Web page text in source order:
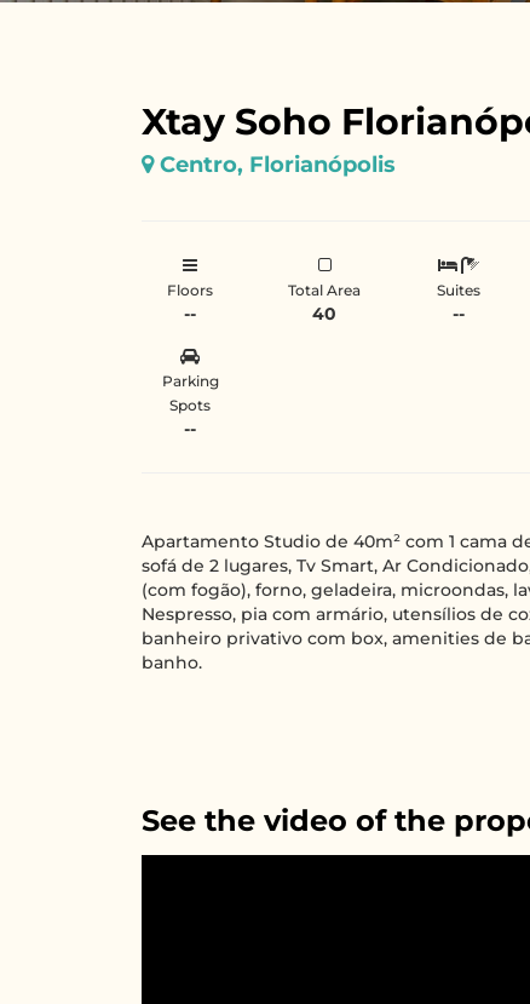
Xtay Soho
Centro, Florianópolis
Floors
--
Total Area
40
Suites
--
Parking
Spots
--
Apartamento Studio de 40m² com 1 cama
sofá de 2 lugares, Tv Smart, Ar
(com fogão), forno, geladeira, microondas,
Nespresso, pia com armário, utensílios de
banheiro privativo com box, amenities de
banho.
See the video of the